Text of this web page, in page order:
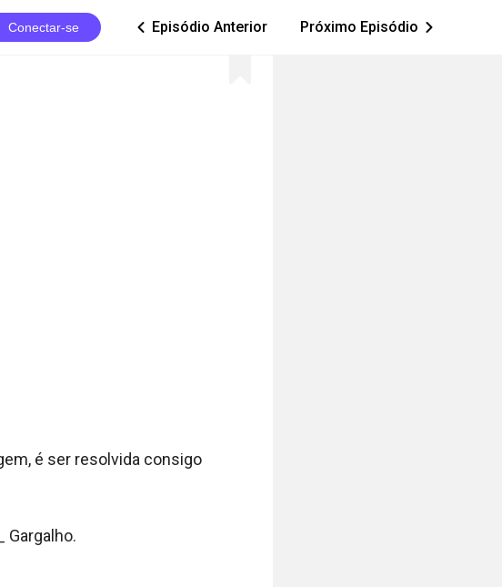
Conectar-se ic_arrow_left Episódio Anterior Próximo Episódio ic_arrow_right
é ser resolvida consigo
Gargalho.